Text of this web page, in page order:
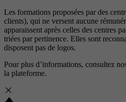
Les formations proposées par des
clients), qui ne versent aucune
apparaissent après celles des centres
triées par pertinence. Elles sont
disposent pas de logos.
Pour plus d’informations, consultez
la plateforme.